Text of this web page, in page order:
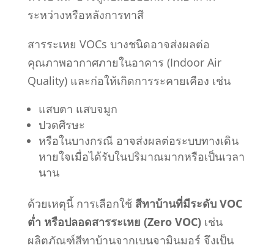
ระหว่างหรือหลังการทาสี
สารระเหย VOCs บางชนิดอาจส่งผลต่อ
คุณภาพอากาศภายในอาคาร (Indoor Air
Quality) และก่อให้เกิดการระคายเคือง เช่น
แสบตา แสบจมูก
ปวดศีรษะ
หรือในบางกรณี อาจส่งผลต่อระบบทางเดิน
หายใจเมื่อได้รับในปริมาณมากหรือเป็นเวลา
นาน
ด้วยเหตุนี้ การเลือกใช้ สีทาบ้านที่มีระดับ VOC
ต่ำ หรือปลอดสารระเหย (Zero VOC)เช่น
ผลิตภัณฑ์สีทาบ้านจากเบนจามินมอร์ จึงเป็น